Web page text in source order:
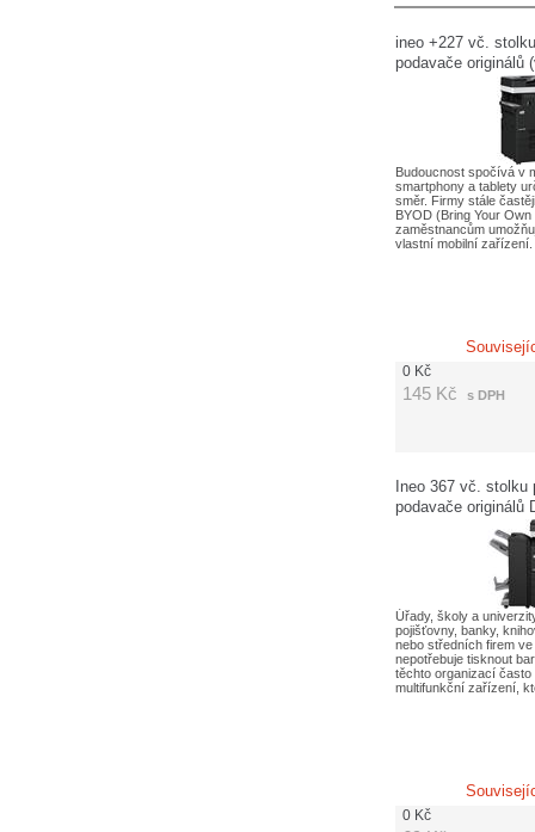
ineo +227 vč.
podavače originálů
660,- APO a 120,-
Budoucnost spočívá v
smartphony a tablety
směr. Firmy stále
BYOD (Bring Your
zaměstnancům
vlastní mobilní
0 Kč
145 Kč s DPH
Ineo 367 vč. stolku
podavače originálů
poplatků APO
Úřady, školy a
pojišťovny, banky,
nebo středních firem
nepotřebuje tisknout
těchto organizací
multifunkční zařízení,
0 Kč